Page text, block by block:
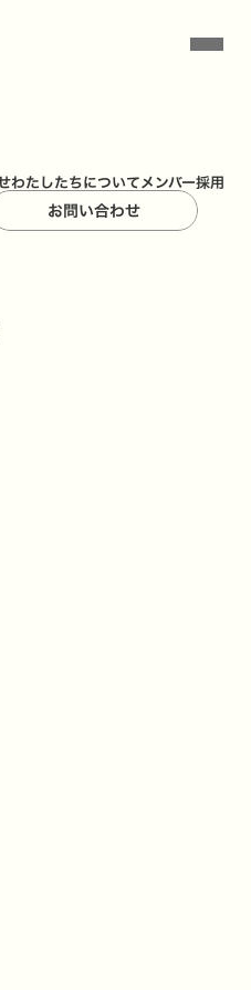
わたしたちについてメンバー採用
お問い合わせ